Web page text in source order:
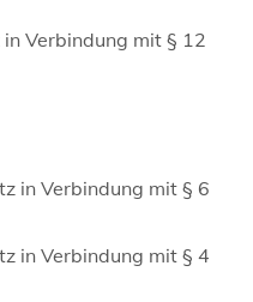
in Verbindung mit § 12
in Verbindung mit § 6
in Verbindung mit § 4